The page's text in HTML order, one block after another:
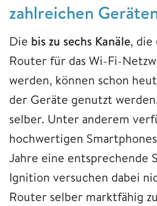
zahlreichen
Die bis zu sechs Kanäle, die
Router für das Wi-Fi-
werden, können schon
der Geräte genutzt
selber. Unter anderem
hochwertigen
Jahre eine entsprechende
Ignition versuchen dabei
Router selber marktfähig